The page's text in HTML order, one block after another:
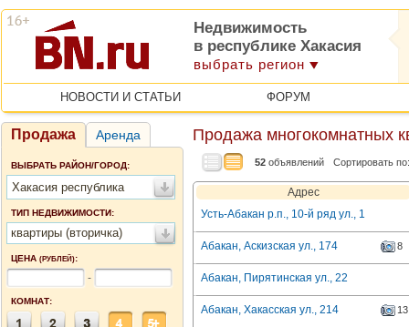
Недвижимость
в республике Хакасия
выбрать регион
НОВОСТИ И СТАТЬИ ФОРУМ
Продажа Аренда
ВЫБРАТЬ РАЙОН/ГОРОД:
Хакасия республика
ТИП НЕДВИЖИМОСТИ:
квартиры (вторичка)
ЦЕНА (РУБЛЕЙ):
-
КОМНАТ:
Продажа многокомнатных
52 объявлений Сортировать
Адрес
Усть-Абакан р.п., 10-й ряд ул., 1
Абакан, Аскизская ул., 174 8
Абакан, Пирятинская ул., 22
Абакан, Хакасская ул., 214 13